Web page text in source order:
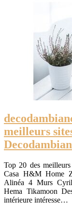
meilleurs
Top 20 des
Casa H&M Home
Alinéa 4 Murs
Hema Tikamoon
intérieure intéresse…